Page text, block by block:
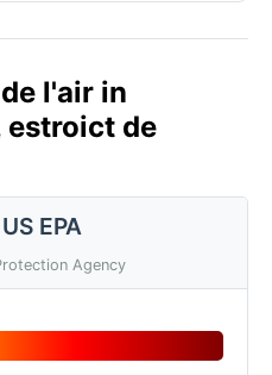
l'air in
estroict de
EPA
Agency